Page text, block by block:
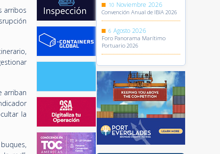
arribos
arriban
la
10 Noviembre 2026
Convención Anual de IBIA 2026
6 Agosto 2026
Foro Panorama Marítimo
Portuario 2026